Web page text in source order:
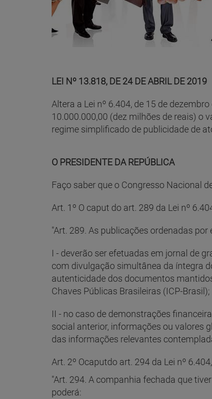
LEI Nº 13.818, DE 24 DE ABRIL DE 2019
Altera a Lei nº 6.404, de 15 de
10.000.000,00 (dez milhões de reais) o
regime simplificado de publicidade de
O PRESIDENTE DA REPÚBLICA
Faço saber que o Congresso Nacional
Art. 1º O caput do art. 289 da Lei nº
"Art. 289. As publicações ordenadas
I - deverão ser efetuadas em jornal de
com divulgação simultânea da íntegra
autenticidade dos documentos
Chaves Públicas Brasileiras (ICP-Brasil);
II - no caso de demonstrações
social anterior, informações ou valores
das informações relevantes
Art. 2º Ocaputdo art. 294 da Lei nº
"Art. 294. A companhia fechada que
poderá: